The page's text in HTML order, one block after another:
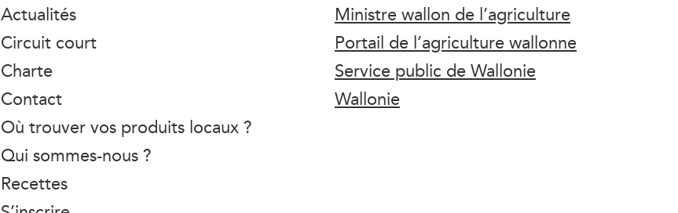
Actualités
Circuit court
Charte
Contact
Où trouver vos produits locaux ?
Qui sommes-nous ?
Recettes
Ministre wallon de l’agriculture
Portail de l’agriculture wallonne
Service public de Wallonie
Wallonie